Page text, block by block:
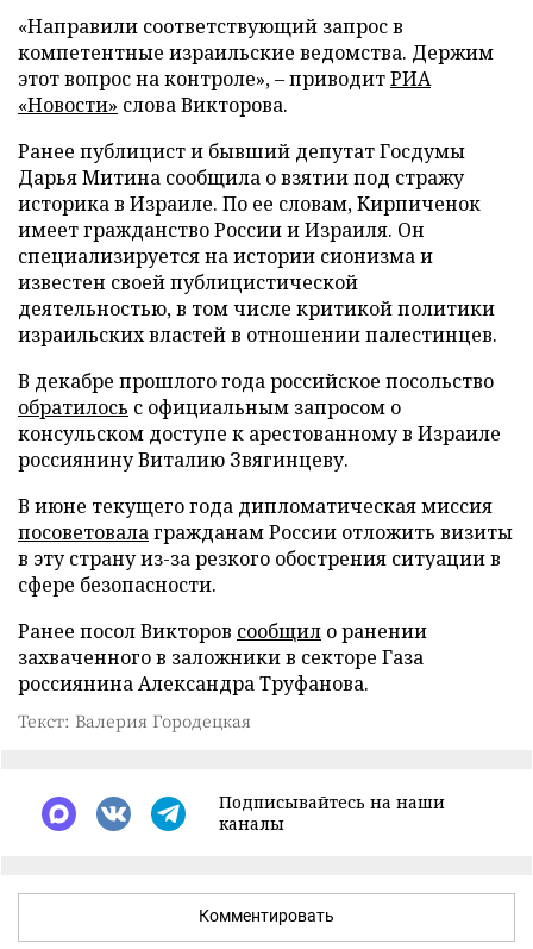
«Направили соответствующий запрос в
компетентные израильские ведомства. Держим
этот вопрос на контроле», – приводитРИА
«Новости» слова Викторова.
Ранее публицист и бывший депутат Госдумы
Дарья Митина сообщила о взятии под стражу
историка в Израиле. По ее словам, Кирпиченок
имеет гражданство России и Израиля. Он
специализируется на истории сионизма и
известен своей публицистической
деятельностью, в том числе критикой политики
израильских властей в отношении палестинцев.
В декабре прошлого года российское посольство
обратилось с официальным запросом о
консульском доступе к арестованному в Израиле
россиянину Виталию Звягинцеву.
В июне текущего года дипломатическая миссия
посоветовалагражданам России отложить визиты
в эту страну из-за резкого обострения ситуации в
сфере безопасности.
Ранее посол Викторов сообщил о ранении
захваченного в заложники в секторе Газа
россиянина Александра Труфанова.
Текст: Валерия Городецкая
Подписывайтесь на наши
каналы
Комментировать